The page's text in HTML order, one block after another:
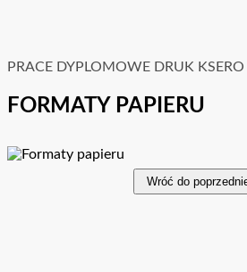
PRACE DYPLOMOWE DRUK KSERO
FORMATY PAPIERU